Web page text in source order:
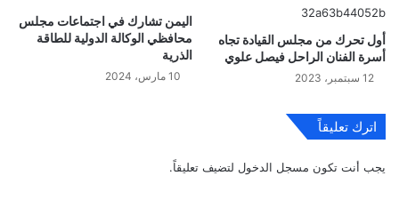
أول تحرك من مجلس القيادة تجاه
أسرة الفنان الراحل فيصل علوي
12 سبتمبر، 2023
اليمن تشارك في اجتماعات مجلس
محافظي الوكالة الدولية للطاقة
الذرية
10 مارس، 2024
اترك تعليقاً
يجب أنت تكون مسجل الدخول لتضيف تعليقاً.